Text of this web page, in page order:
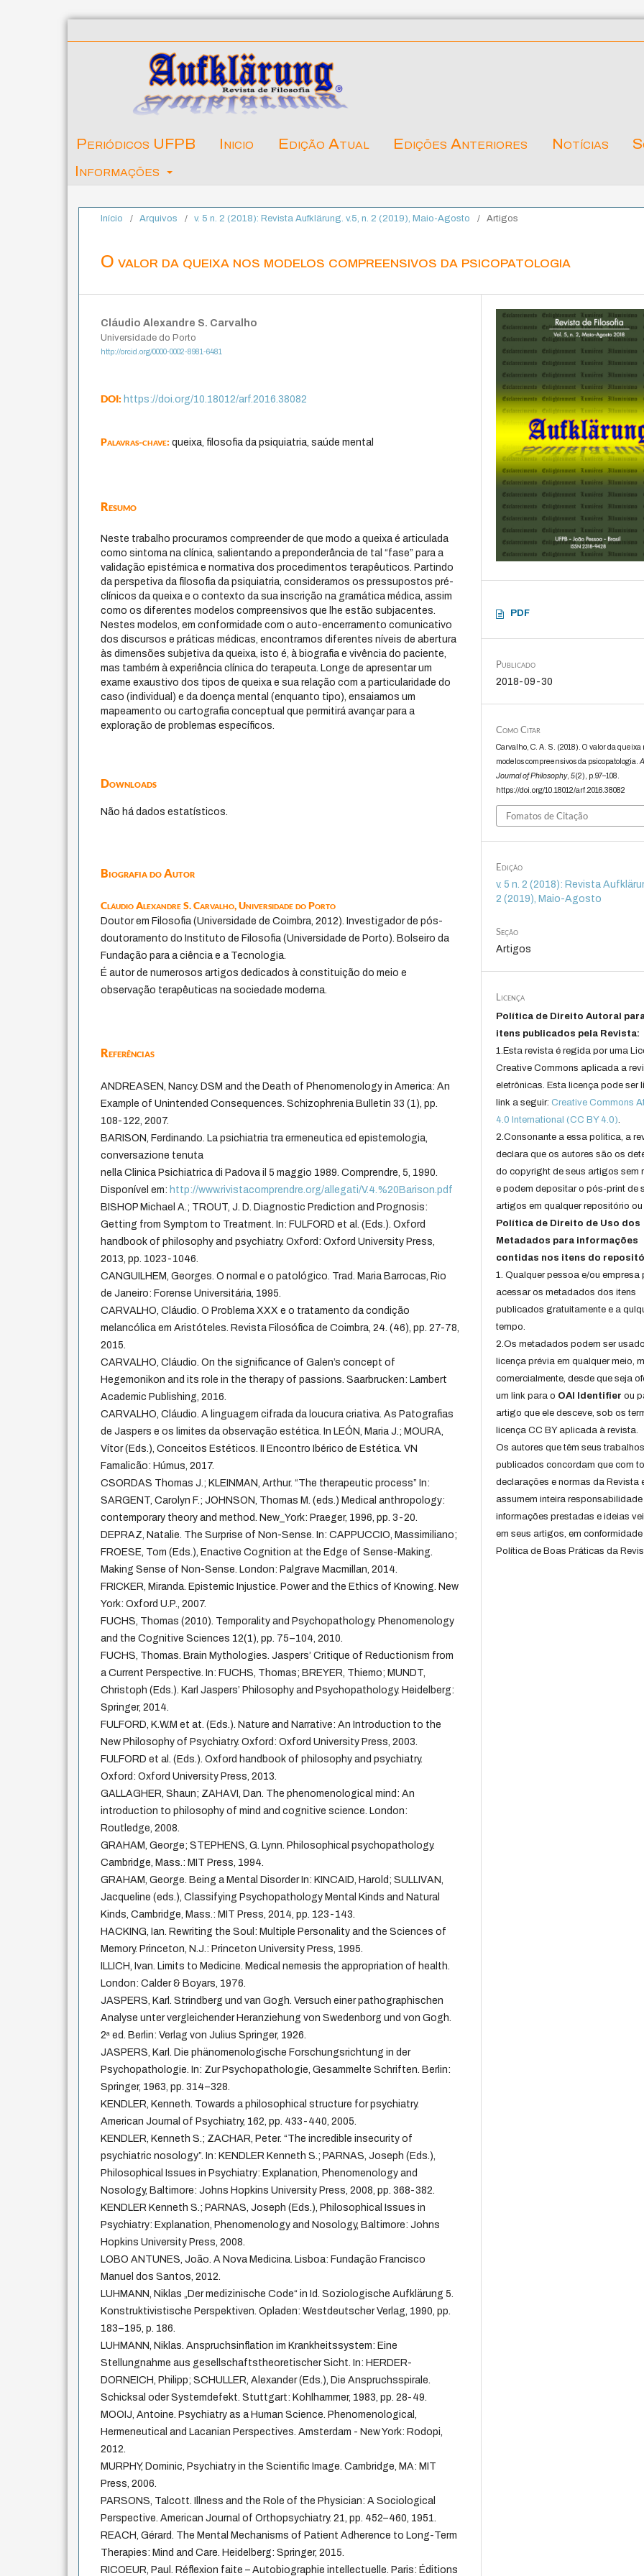
Periódicos UFPB Inicio Edição Atual Edições Anteriores Notícias
Informações
Início / Arquivos / v. 5 n. 2 (2018): Revista Aufklärung. v.5, n. 2 (2019), Maio-Agosto / Artigos
O valor da queixa nos modelos compreensivos da psicopatologia
Cláudio Alexandre S. Carvalho
Universidade do Porto
http://orcid.org/0000-0002-8981-6481
DOI:https://doi.org/10.18012/arf.2016.38082
Palavras-chave:queixa, filosofia da psiquiatria, saúde mental
Resumo
Neste trabalho procuramos compreender de que modo a queixa é articulada
como sintoma na clínica, salientando a preponderância de tal “fase” para a
validação epistémica e normativa dos procedimentos terapêuticos. Partindo
da perspetiva da filosofia da psiquiatria, consideramos os pressupostos pré-
clínicos da queixa e o contexto da sua inscrição na gramática médica, assim
como os diferentes modelos compreensivos que lhe estão subjacentes.
Nestes modelos, em conformidade com o auto-encerramento comunicativo
dos discursos e práticas médicas, encontramos diferentes níveis de abertura
às dimensões subjetiva da queixa, isto é, à biografia e vivência do paciente,
mas também à experiência clínica do terapeuta. Longe de apresentar um
exame exaustivo dos tipos de queixa e sua relação com a particularidade do
caso (individual) e da doença mental (enquanto tipo), ensaiamos um
mapeamento ou cartografia conceptual que permitirá avançar para a
exploração de problemas específicos.
Downloads
Não há dados estatísticos.
Biografia do Autor
Cláudio Alexandre S. Carvalho,Universidade do Porto
Doutor em Filosofia (Universidade de Coimbra, 2012). Investigador de pós-
doutoramento do Instituto de Filosofia (Universidade de Porto). Bolseiro da
Fundação para a ciência e a Tecnologia.
É autor de numerosos artigos dedicados à constituição do meio e
observação terapêuticas na sociedade moderna.
Referências
ANDREASEN, Nancy. DSM and the Death of Phenomenology in America: An
Example of Unintended Consequences. Schizophrenia Bulletin 33 (1), pp.
108-122, 2007.
BARISON, Ferdinando. La psichiatria tra ermeneutica ed epistemologia,
conversazione tenuta
nella Clinica Psichiatrica di Padova il 5 maggio 1989. Comprendre, 5, 1990.
Disponível em: http://www.rivistacomprendre.org/allegati/V.4.%20Barison.pdf
BISHOP Michael A.; TROUT, J. D. Diagnostic Prediction and Prognosis:
Getting from Symptom to Treatment. In: FULFORD et al. (Eds.). Oxford
handbook of philosophy and psychiatry. Oxford: Oxford University Press,
2013, pp. 1023-1046.
CANGUILHEM, Georges. O normal e o patológico. Trad. Maria Barrocas, Rio
de Janeiro: Forense Universitária, 1995.
CARVALHO, Cláudio. O Problema XXX e o tratamento da condição
melancólica em Aristóteles. Revista Filosófica de Coimbra, 24. (46), pp. 27-78,
2015.
CARVALHO, Cláudio. On the significance of Galen’s concept of
Hegemonikon and its role in the therapy of passions. Saarbrucken: Lambert
Academic Publishing, 2016.
CARVALHO, Cláudio. A linguagem cifrada da loucura criativa. As Patografias
de Jaspers e os limites da observação estética. In LEÓN, Maria J.; MOURA,
Vítor (Eds.), Conceitos Estéticos. II Encontro Ibérico de Estética. VN
Famalicão: Húmus, 2017.
CSORDAS Thomas J.; KLEINMAN, Arthur. “The therapeutic process” In:
SARGENT, Carolyn F.; JOHNSON, Thomas M. (eds.) Medical anthropology:
contemporary theory and method. New_York: Praeger, 1996, pp. 3-20.
DEPRAZ, Natalie. The Surprise of Non-Sense. In: CAPPUCCIO, Massimiliano;
FROESE, Tom (Eds.), Enactive Cognition at the Edge of Sense-Making.
Making Sense of Non-Sense. London: Palgrave Macmillan, 2014.
FRICKER, Miranda. Epistemic Injustice. Power and the Ethics of Knowing. New
York: Oxford U.P., 2007.
FUCHS, Thomas (2010). Temporality and Psychopathology. Phenomenology
and the Cognitive Sciences 12(1), pp. 75–104, 2010.
FUCHS, Thomas. Brain Mythologies. Jaspers’ Critique of Reductionism from
a Current Perspective. In: FUCHS, Thomas; BREYER, Thiemo; MUNDT,
Christoph (Eds.). Karl Jaspers’ Philosophy and Psychopathology. Heidelberg:
Springer, 2014.
FULFORD, K.W.M et at. (Eds.). Nature and Narrative: An Introduction to the
New Philosophy of Psychiatry. Oxford: Oxford University Press, 2003.
FULFORD et al. (Eds.). Oxford handbook of philosophy and psychiatry.
Oxford: Oxford University Press, 2013.
GALLAGHER, Shaun; ZAHAVI, Dan. The phenomenological mind: An
introduction to philosophy of mind and cognitive science. London:
Routledge, 2008.
GRAHAM, George; STEPHENS, G. Lynn. Philosophical psychopathology.
Cambridge, Mass.: MIT Press, 1994.
GRAHAM, George. Being a Mental Disorder In: KINCAID, Harold; SULLIVAN,
Jacqueline (eds.), Classifying Psychopathology Mental Kinds and Natural
Kinds, Cambridge, Mass.: MIT Press, 2014, pp. 123-143.
HACKING, Ian. Rewriting the Soul: Multiple Personality and the Sciences of
Memory. Princeton, N.J.: Princeton University Press, 1995.
ILLICH, Ivan. Limits to Medicine. Medical nemesis the appropriation of health.
London: Calder & Boyars, 1976.
JASPERS, Karl. Strindberg und van Gogh. Versuch einer pathographischen
Analyse unter vergleichender Heranziehung von Swedenborg und von Gogh.
2ª ed. Berlin: Verlag von Julius Springer, 1926.
JASPERS, Karl. Die phänomenologische Forschungsrichtung in der
Psychopathologie. In: Zur Psychopathologie, Gesammelte Schriften. Berlin:
Springer, 1963, pp. 314–328.
KENDLER, Kenneth. Towards a philosophical structure for psychiatry.
American Journal of Psychiatry, 162, pp. 433-440, 2005.
KENDLER, Kenneth S.; ZACHAR, Peter. “The incredible insecurity of
psychiatric nosology”. In: KENDLER Kenneth S.; PARNAS, Joseph (Eds.),
Philosophical Issues in Psychiatry: Explanation, Phenomenology and
Nosology, Baltimore: Johns Hopkins University Press, 2008, pp. 368-382.
KENDLER Kenneth S.; PARNAS, Joseph (Eds.), Philosophical Issues in
Psychiatry: Explanation, Phenomenology and Nosology, Baltimore: Johns
Hopkins University Press, 2008.
LOBO ANTUNES, João. A Nova Medicina. Lisboa: Fundação Francisco
Manuel dos Santos, 2012.
LUHMANN, Niklas „Der medizinische Code“ in Id. Soziologische Aufklärung 5.
Konstruktivistische Perspektiven. Opladen: Westdeutscher Verlag, 1990, pp.
183–195, p. 186.
LUHMANN, Niklas. Anspruchsinflation im Krankheitssystem: Eine
Stellungnahme aus gesellschaftstheoretischer Sicht. In: HERDER-
DORNEICH, Philipp; SCHULLER, Alexander (Eds.), Die Anspruchsspirale.
Schicksal oder Systemdefekt. Stuttgart: Kohlhammer, 1983, pp. 28-49.
MOOIJ, Antoine. Psychiatry as a Human Science. Phenomenological,
Hermeneutical and Lacanian Perspectives. Amsterdam - New York: Rodopi,
2012.
MURPHY, Dominic, Psychiatry in the Scientific Image. Cambridge, MA: MIT
Press, 2006.
PARSONS, Talcott. Illness and the Role of the Physician: A Sociological
Perspective. American Journal of Orthopsychiatry. 21, pp. 452–460, 1951.
REACH, Gérard. The Mental Mechanisms of Patient Adherence to Long-Term
Therapies: Mind and Care. Heidelberg: Springer, 2015.
RICOEUR, Paul. Réflexion faite – Autobiographie intellectuelle. Paris: Éditions
PDF
Publicado
2018-09-30
Como Citar
Carvalho, C. A. S. (2018). O valor da queixa
modelos compreensivos da psicopatologia.
Journal of Philosophy,5(2), p.97–108.
https://doi.org/10.18012/arf.2016.38082
Fomatos de Citação
Edição
v. 5 n. 2 (2018): Revista
2 (2019), Maio-Agosto
Seção
Artigos
Licença
Política de Direito Autoral
itens publicados pela Revista:
1.Esta revista é regida por uma
Creative Commons aplicada a
eletrônicas. Esta licença pode ser
link a seguir:Creative Commons
4.0 International (CC BY 4.0).
2.Consonante a essa politica, a
declara que os autores são os
do copyright de seus artigos sem
e podem depositar o pós-print de
artigos em qualquer repositório ou
Política de Direito de Uso dos
Metadados para informações
contidas nos itens do
1. Qualquer pessoa e/ou empresa
acessar os metadados dos itens
publicados gratuitamente e a
tempo.
2.Os metadados podem ser
licença prévia em qualquer meio,
comercialmente, desde que seja
um link para o OAI Identifier ou
artigo que ele desceve, sob os
licença CC BY aplicada à revista.
Os autores que têm seus trabalhos
publicados concordam que com
declarações e normas da Revista
assumem inteira responsabilidade
informações prestadas e ideias
em seus artigos, em
Política de Boas Práticas da